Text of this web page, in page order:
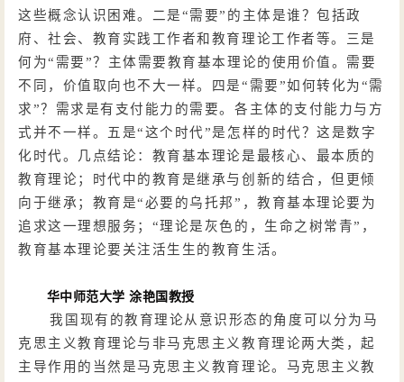
这些概念认识困难。二是“需要”的主体是谁？包括政
府、社会、教育实践工作者和教育理论工作者等。三是
何为“需要”？主体需要教育基本理论的使用价值。需要
不同，价值取向也不大一样。四是“需要”如何转化为“需
求”？需求是有支付能力的需要。各主体的支付能力与方
式并不一样。五是“这个时代”是怎样的时代？这是数字
化时代。几点结论：教育基本理论是最核心、最本质的
教育理论；时代中的教育是继承与创新的结合，但更倾
向于继承；教育是“必要的乌托邦”，教育基本理论要为
追求这一理想服务；“理论是灰色的，生命之树常青”，
教育基本理论要关注活生生的教育生活。
华中师范大学 涂艳国教授
我国现有的教育理论从意识形态的角度可以分为马
克思主义教育理论与非马克思主义教育理论两大类，起
主导作用的当然是马克思主义教育理论。马克思主义教